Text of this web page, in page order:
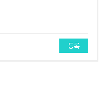
등록